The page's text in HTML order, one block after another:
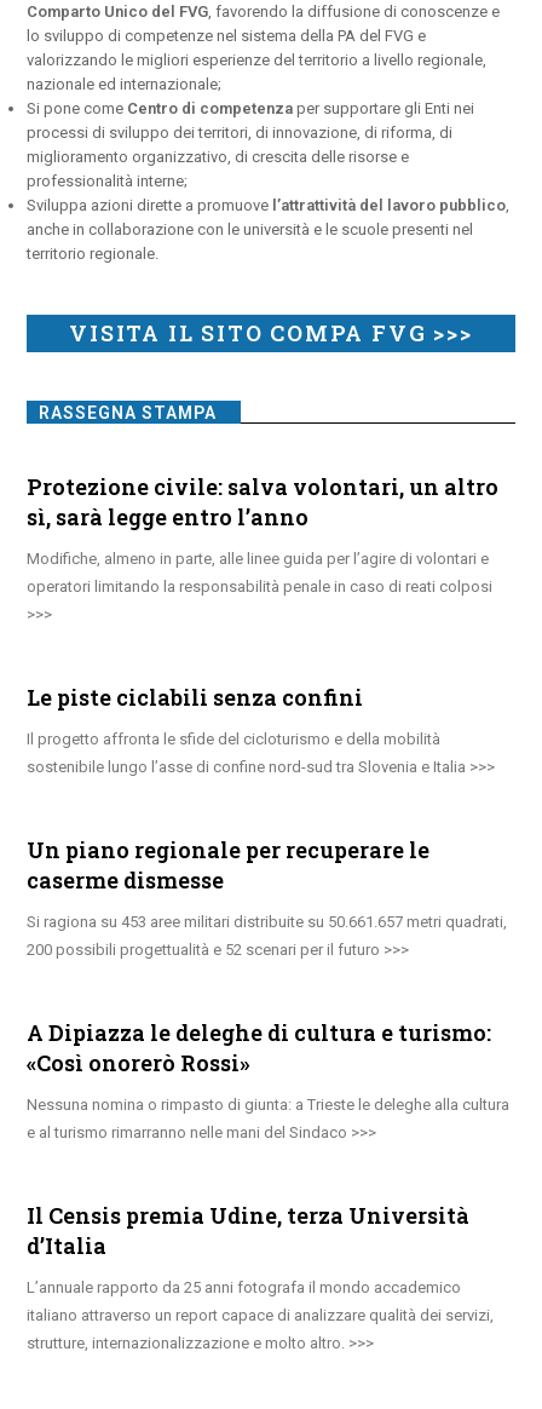
Comparto Unico del FVG , favorendo la diffusione di conoscenze e
lo sviluppo di competenze nel sistema della PA del FVG e
valorizzando le migliori esperienze del territorio a livello regionale,
nazionale ed internazionale;
Si pone come Centro di competenza per supportare gli Enti nei
processi di sviluppo dei territori, di innovazione, di riforma, di
miglioramento organizzativo, di crescita delle risorse e
professionalità interne;
Sviluppa azioni dirette a promuove l’attrattività del lavoro pubblico
anche in collaborazione con le università e le scuole presenti nel
territorio regionale.
VISITA IL SITO COMPA FVG >>>
RASSEGNA STAMPA
Protezione civile: salva volontari, un altro
sì, sarà legge entro l’anno
Modifiche, almeno in parte, alle linee guida per l’agire di volontari e
operatori limitando la responsabilità penale in caso di reati colposi
Le piste ciclabili senza confini
Il progetto affronta le sfide del cicloturismo e della mobilità
sostenibile lungo l’asse di confine nord-sud tra Slovenia e Italia
Un piano regionale per recuperare le
caserme dismesse
Si ragiona su 453 aree militari distribuite su 50.661.657 metri quadrati,
200 possibili progettualità e 52 scenari per il futuro
A Dipiazza le deleghe di cultura e turismo:
«Così onorerò Rossi»
Nessuna nomina o rimpasto di giunta: a Trieste le deleghe alla cultura
e al turismo rimarranno nelle mani del Sindaco
Il Censis premia Udine, terza Università
d’Italia
L’annuale rapporto da 25 anni fotografa il mondo accademico
italiano attraverso un report capace di analizzare qualità dei servizi,
strutture, internazionalizzazione e molto altro.